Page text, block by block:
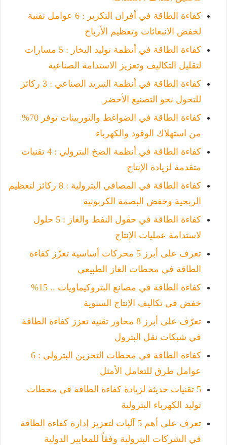
كفاءة الطاقة في أفران التكرير : 6 عوامل تقنية
لخفض الانبعاثات وتعظيم الأرباح
كفاءة الطاقة في أنظمة توليد البخار : 5 مسارات
لتقليل التكاليف وتعزيز الاستدامة الصناعية
كفاءة الطاقة في أنظمة التبريد الصناعي : 3 ركائز
للتحول نحو التصنيع الأخضر
كفاءة الطاقة في الضواغط والتوربينات توفر 70%
من استهلاك الوقود والكهرباء
كفاءة الطاقة في أنظمة الضخ البترولي : 4 تقنيات
متقدمة لزيادة الإنتاج
كفاءة الطاقة في المصافي البترولية : 8 ركائز لتعظيم
الربحية وخفض البصمة الكربونية
كفاءة الطاقة في حقول النفط والغاز : 5 حلول
لاستدامة عمليات الإنتاج
تعرف على أبرز 5 محركات أساسية تعزّز كفاءة
الطاقة في محطات الغاز الطبيعي
كفاءة الطاقة في مصانع البتروكيماويات .. 15%
خفض في تكاليف الإنتاج السنوية
تعرّف على أبرز 8 محاور تقنية تعزز كفاءة الطاقة
في شبكات نقل البترول
كفاءة الطاقة في محطات التخزين البترولي : 6
عوامل طرق للتعامل الأمثل
5 تقنيات حديثة لزيادة كفاءة الطاقة في محطات
توليد الكهرباء البترولية
تعرف على أهم 5 آليات لتعزيز إدارة كفاءة الطاقة
في الشركات البترولية وفقاً للمعايير الدولية